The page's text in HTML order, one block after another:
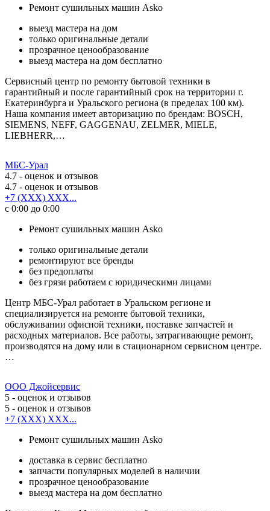
Ремонт сушильных машин Asko
выезд мастера на дом
только оригинальные детали
прозрачное ценообразование
выезд мастера на дом бесплатно
Сервисный центр по ремонту бытовой техники в
гарантийный и после гарантийный срок на территории г.
Екатеринбурга и Уральского региона (в пределах 100 км).
Наша компания имеет авторизацию по брендам: BOSCH,
SIEMENS, NEFF, GAGGENAU, ZELMER, MIELE,
LIEBHERR,…
МБС-Урал
4.7 - оценок и отзывов
4.7 - оценок и отзывов
+7 (XXX) XXX...
с 0:00 до 0:00
Ремонт сушильных машин Asko
только оригинальные детали
ремонтируют все бренды
без предоплаты
без грязи работаем с юридическими лицами
Центр МБС-Урал работает в Уральском регионе и
специализируется на ремонте бытовой техники,
обслуживании офисной техники, поставке запчастей и
расходных материалов. Все работы, затрагивающие ремонт,
производятся на дому или в стационарном сервисном центре.
…
ООО Джойсервис
5 - оценок и отзывов
5 - оценок и отзывов
+7 (XXX) XXX...
Ремонт сушильных машин Asko
доставка в сервис бесплатно
запчасти популярных моделей в наличии
прозрачное ценообразование
выезд мастера на дом бесплатно